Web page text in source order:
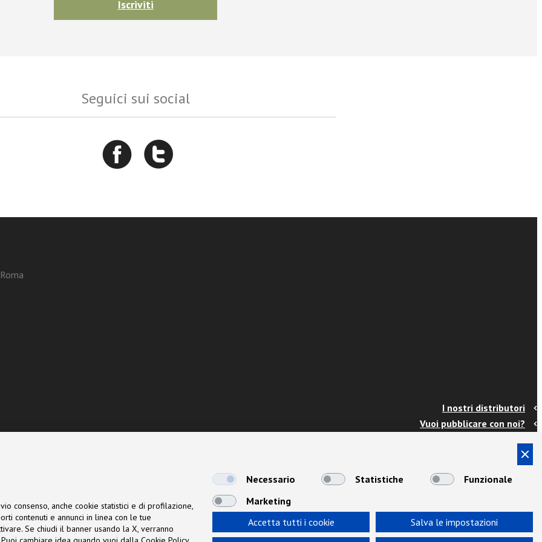
Iscriviti
Seguici sui social
I nostri distributori
Vuoi pubblicare con noi?
Info e spedizioni
Termini e condizioni
Cookies
Area Docenti
Newsletter
consenso, anche cookie statistici e di profilazione,
contenuti e annunci in linea con le tue
Se chiudi il banner usando la X, verranno
Necessario Statistiche
Funzionale
Marketing
Accetta tutti i cookie
Salva le impostazioni